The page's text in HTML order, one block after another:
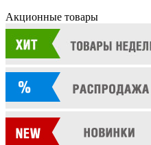
Акционные товары